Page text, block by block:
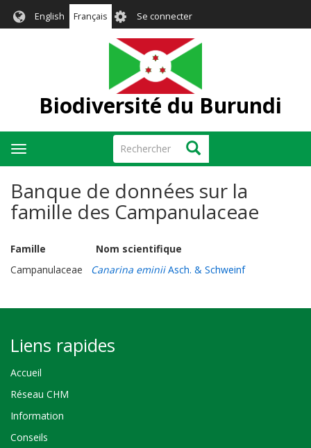
English Français User
account
menu
Se connecter
Biodiversité du Burundi
Rechercher Rechercher
Toggle
navigation
Banque de données sur la
famille des Campanulaceae
Famille Nom scientifique
Campanulaceae Canarina eminiiAsch. & Schweinf
Liens rapides
Accueil
Réseau CHM
Information
Conseils